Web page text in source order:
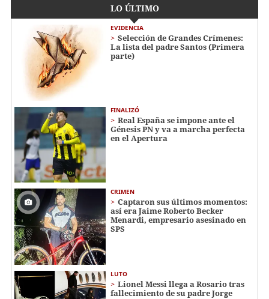
LO ÚLTIMO
EVIDENCIA
Selección de Grandes Crímenes:
La lista del padre Santos (Primera
parte)
FINALIZÓ
Real España se impone ante el
Génesis PN y va a marcha perfecta
en el Apertura
CRIMEN
Captaron sus últimos momentos:
así era Jaime Roberto Becker
Menardi​​​, empresario asesinado en
SPS
LUTO
Lionel Messi llega a Rosario tras
fallecimiento de su padre Jorge